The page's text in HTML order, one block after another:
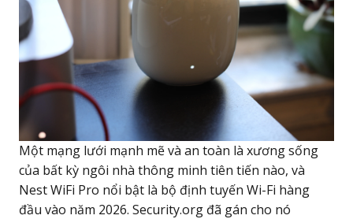
Một mạng lưới mạnh mẽ và an toàn là xương sống
của bất kỳ ngôi nhà thông minh tiên tiến nào, và
Nest WiFi Pro nổi bật là bộ định tuyến Wi-Fi hàng
đầu vào năm 2026. Security.org đã gán cho nó